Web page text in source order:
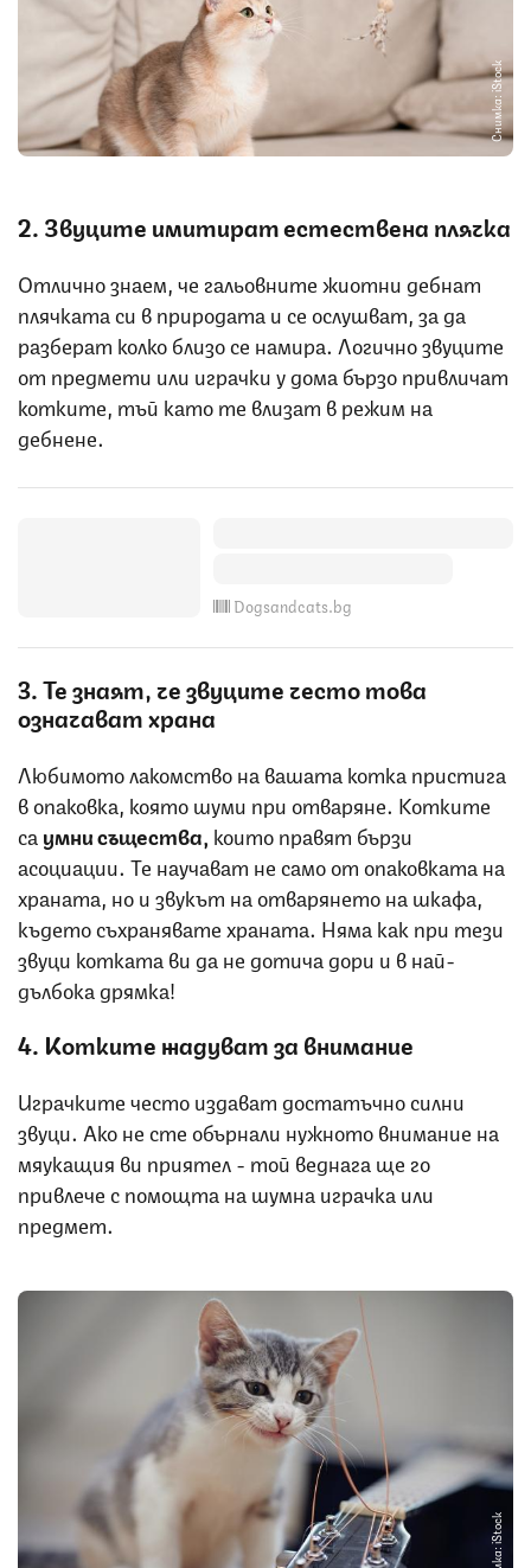
Снимка: iStock
2. Звуците имитират естествена плячка
Отлично знаем, че гальовните жиотни дебнат
плячката си в природата и се ослушват, за да
разберат колко близо се намира. Логично звуците
от предмети или играчки у дома бързо привличат
котките, тъй като те влизат в режим на
дебнене.
Dogsandcats.bg
3. Те знаят, че звуците често това
означават храна
Любимото лакомство на вашата котка пристига
в опаковка, която шуми при отваряне. Котките
са умни същества, които правят бързи
асоциации. Те научават не само от опаковката на
храната, но и звукът на отварянето на шкафа,
където съхранявате храната. Няма как при тези
звуци котката ви да не дотича дори и в най-
дълбока дрямка!
4. Котките жадуват за внимание
Играчките често издават достатъчно силни
звуци. Ако не сте обърнали нужното внимание на
мяукащия ви приятел - той веднага ще го
привлече с помощта на шумна играчка или
предмет.